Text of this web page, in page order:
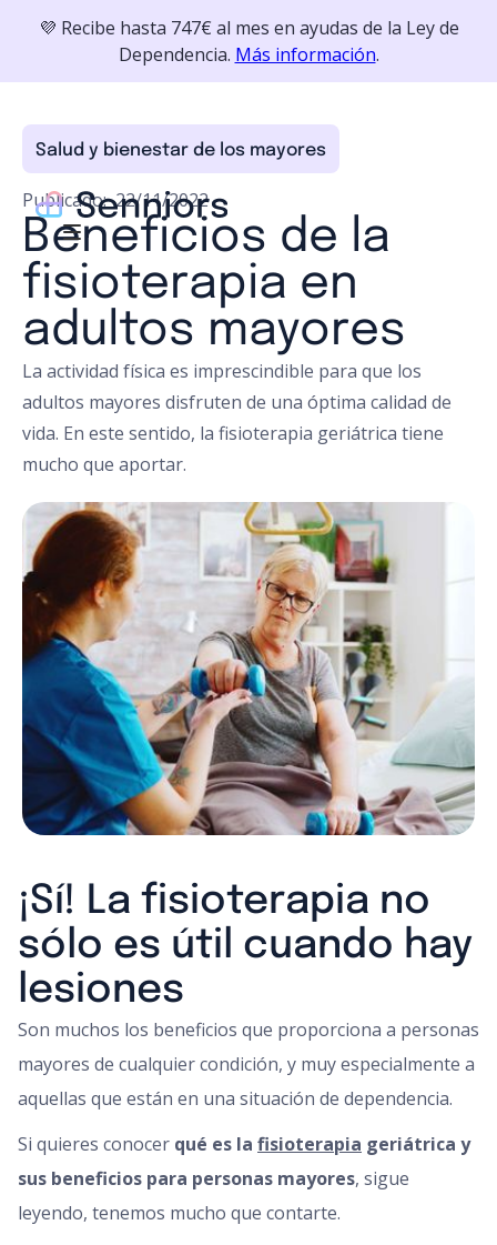
💜 Recibe hasta 747€ al mes en ayudas de la Ley de
Dependencia. Más información.
Salud y bienestar de los mayores
Publicado:22/11/2022
Beneficios de la
fisioterapia en
adultos mayores
La actividad física es imprescindible para que los
adultos mayores disfruten de una óptima calidad de
vida. En este sentido, la fisioterapia geriátrica tiene
mucho que aportar.
¡Sí! La fisioterapia no
sólo es útil cuando hay
lesiones
Son muchos los beneficios que proporciona a personas
mayores de cualquier condición, y muy especialmente a
aquellas que están en una situación de dependencia.
Si quieres conocer qué es la fisioterapia geriátrica y
sus beneficios para personas mayores, sigue
leyendo, tenemos mucho que contarte.